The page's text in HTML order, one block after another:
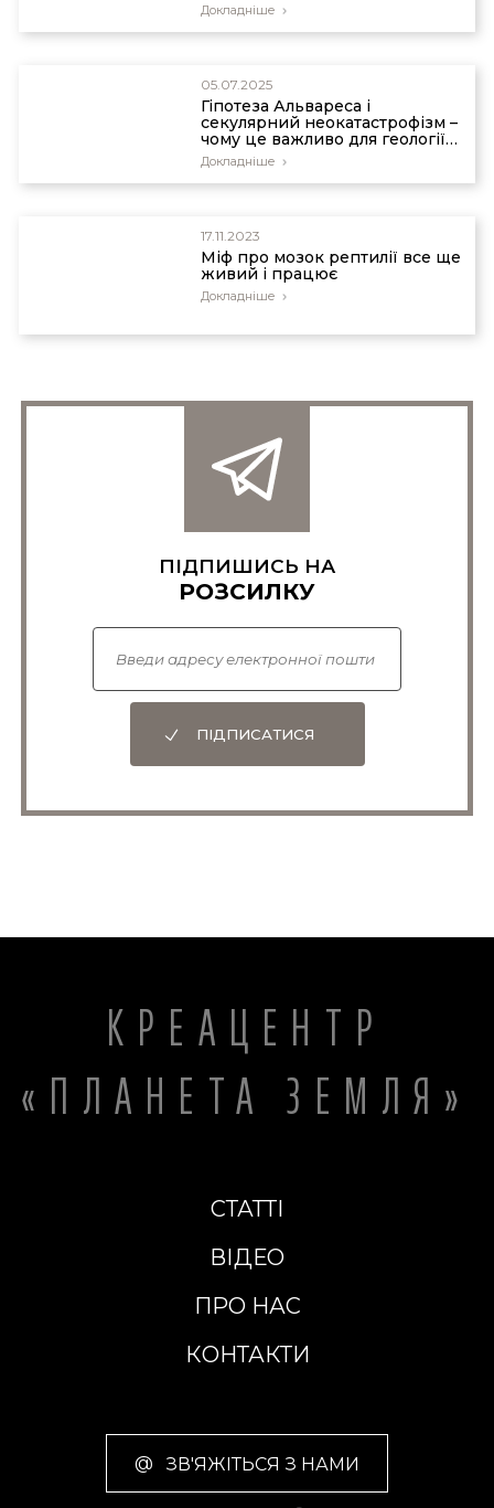
Докладніше
05.07.2025
Гіпотеза Альвареса i
секулярний неокатастрофізм –
чому це важливо для геології
Потопу?
Докладніше
17.11.2023
Міф про мозок рептилії все ще
живий і працює
Докладніше
ПІДПИШИСЬ НА
РОЗСИЛКУ
ПІДПИСАТИСЯ
КРЕАЦЕНТР
«ПЛАНЕТА ЗЕМЛЯ»
СТАТТІ
ВІДЕО
ПРО НАС
КОНТАКТИ
@ ЗВ'ЯЖІТЬСЯ З НАМИ